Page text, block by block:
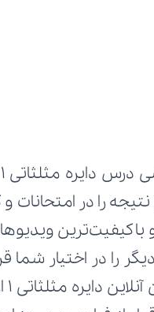
مثلثاتی 1 از 2 از کتاب